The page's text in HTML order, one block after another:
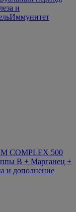
и
Иммунитет
COMPLEX 500
В + Марганец +
и дополнение